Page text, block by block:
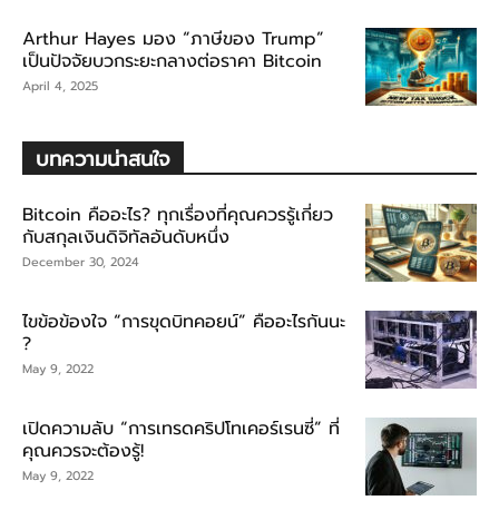
Arthur Hayes มอง “ภาษีของ Trump”
เป็นปัจจัยบวกระยะกลางต่อราคา Bitcoin
April 4, 2025
บทความน่าสนใจ
Bitcoin คืออะไร? ทุกเรื่องที่คุณควรรู้เกี่ยว
กับสกุลเงินดิจิทัลอันดับหนึ่ง
December 30, 2024
ไขข้อข้องใจ “การขุดบิทคอยน์” คืออะไรกันนะ
?
May 9, 2022
เปิดความลับ “การเทรดคริปโทเคอร์เรนซี่” ที่
คุณควรจะต้องรู้!
May 9, 2022